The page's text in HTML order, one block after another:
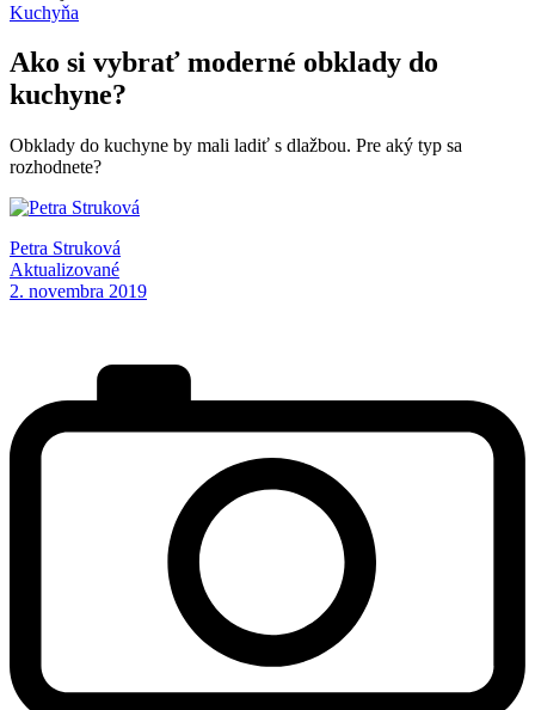
Kuchyňa
Ako si vybrať moderné obklady do
kuchyne?
Obklady do kuchyne by mali ladiť s dlažbou. Pre aký typ sa
rozhodnete?
Petra Struková
Aktualizované
2. novembra 2019